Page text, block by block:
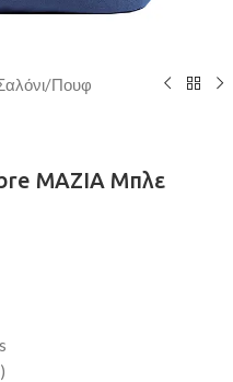
/Πουφ
MAZIA Μπλε